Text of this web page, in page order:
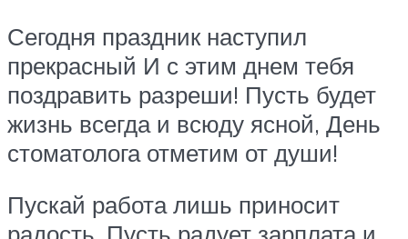
Сегодня праздник наступил
прекрасный И с этим днем тебя
поздравить разреши! Пусть будет
жизнь всегда и всюду ясной, День
стоматолога отметим от души!
Пускай работа лишь приносит